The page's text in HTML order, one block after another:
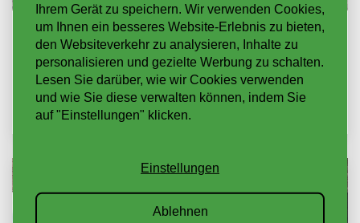
KOMPONENTEN
WEITER LESEN
Ihrem Gerät zu speichern. Wir verwenden Cookies,
um Ihnen ein besseres Website-Erlebnis zu bieten,
den Websiteverkehr zu analysieren, Inhalte zu
personalisieren und gezielte Werbung zu schalten.
Lesen Sie darüber, wie wir Cookies verwenden
und wie Sie diese verwalten können, indem Sie
auf "Einstellungen" klicken.
Einstellungen
Ablehnen